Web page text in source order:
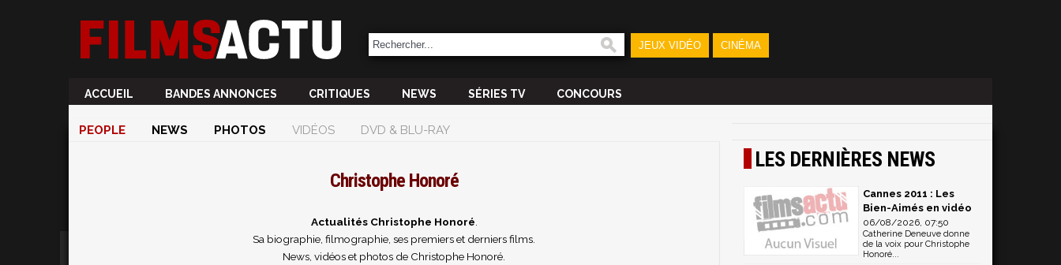
JEUX VIDÉO CINÉMA
ACCUEIL BANDES ANNONCES CRITIQUES NEWS SÉRIES TV CONCOURS
PEOPLE NEWS PHOTOS VIDÉOS DVD & BLU-RAY
Christophe Honoré
Actualités Christophe Honoré
Sa biographie, filmographie, ses premiers et derniers films.
News, vidéos et photos de Christophe Honoré.
LES DERNIÈRES NEWS
Cannes 2011 : Les
Bien-Aimés en vidéo
06/08/2026, 07:50
Catherine Deneuve donne
de la voix pour Christophe
Honoré...